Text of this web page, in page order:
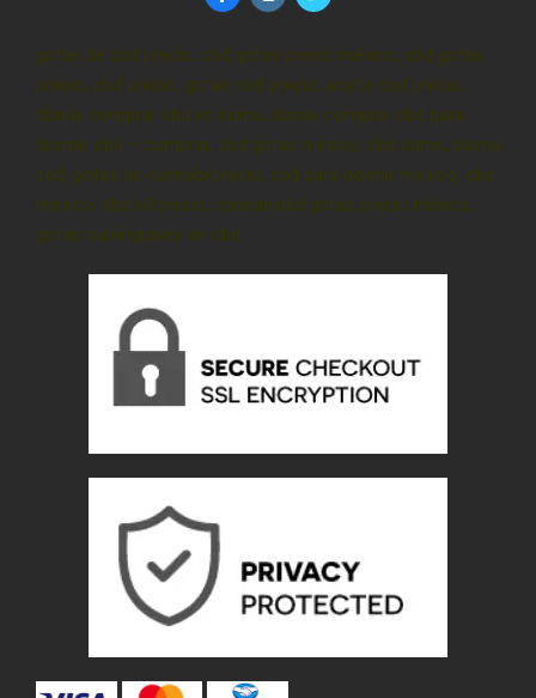
gotas de cbd precio, cbd gotas precio méxico, cbd gotas
precio, cbd precio, gotas cbd precio, aceite cbd precio,
donde comprar cbd en cdmx, donde comprar cbd para
dormir, cbd – comprar, cbd gotas méxico, cbd cdmx, pluma
cbd, gotas de cannabi precio, cbd para dormir méxico, cbd
mexico, cbd oil precio, cannabidiol gotas precio méxico,
gotas sublinguales de cbd